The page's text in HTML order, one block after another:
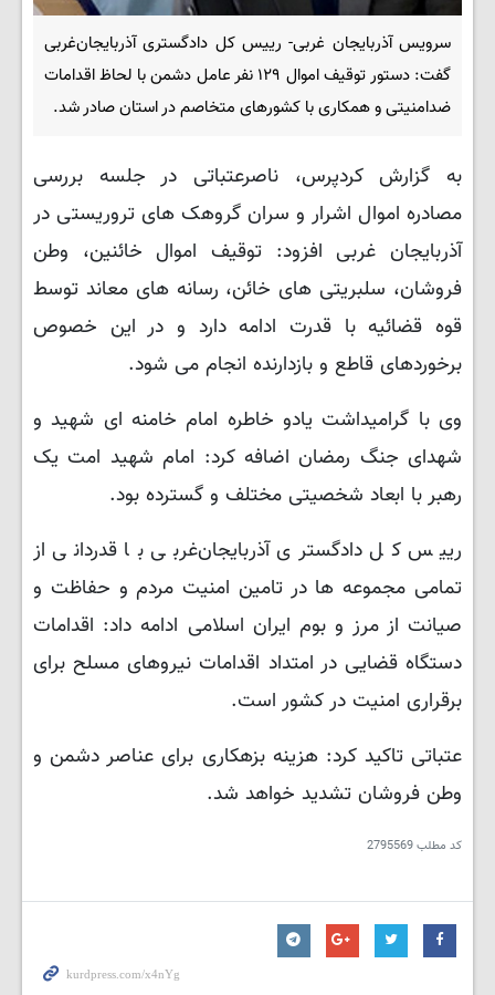
سرویس آذربایجان غربی- رییس کل دادگستری آذربایجان‌غربی
گفت: دستور توقیف اموال ۱۲۹ نفر عامل دشمن با لحاظ اقدامات
ضدامنیتی و همکاری با کشورهای متخاصم در استان صادر شد.
به گزارش کردپرس، ناصرعتباتی در جلسه بررسی
مصادره اموال اشرار و سران گروهک های تروریستی در
آذربایجان غربی افزود: توقیف اموال خائنین، وطن
فروشان، سلبریتی های خائن، رسانه های معاند توسط
قوه قضائیه با قدرت ادامه دارد و در این خصوص
برخوردهای قاطع و بازدارنده انجام می شود.
وی با گرامیداشت یادو خاطره امام خامنه ای شهید و
شهدای جنگ رمضان اضافه کرد: امام شهید امت یک
رهبر با ابعاد شخصیتی مختلف و گسترده بود.
رییس کل دادگستری آذربایجان‌غربی با قدردانی از
تمامی مجموعه ها در تامین امنیت مردم و حفاظت و
صیانت از مرز و بوم ایران اسلامی ادامه داد: اقدامات
دستگاه قضایی در امتداد اقدامات نیروهای مسلح برای
برقراری امنیت در کشور است.
عتباتی تاکید کرد: هزینه بزهکاری برای عناصر دشمن و
وطن فروشان تشدید خواهد شد.
کد مطلب2795569